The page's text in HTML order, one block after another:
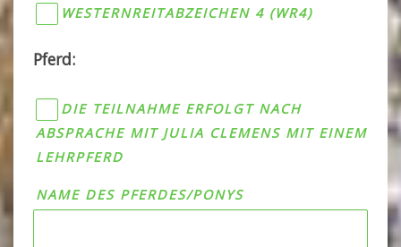
WESTERNREITABZEICHEN 4 (WR4)
BITTE LASSE DIESES FELD LEER.
BITTE LASSE DIESES FELD LEER.
Pferd:
DIE TEILNAHME ERFOLGT NACH
ABSPRACHE MIT JULIA CLEMENS MIT EINEM
LEHRPFERD
NAME DES PFERDES/PONYS